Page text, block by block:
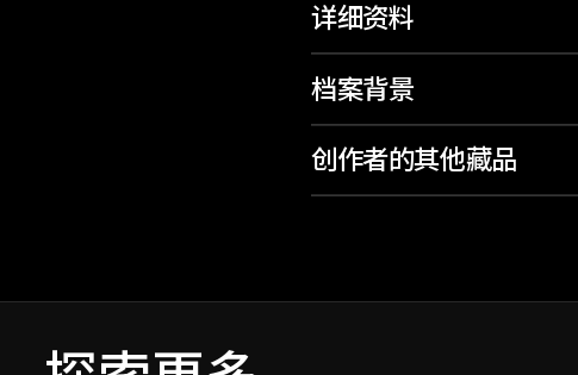
详细资料
档案背景
创作者的其他藏品